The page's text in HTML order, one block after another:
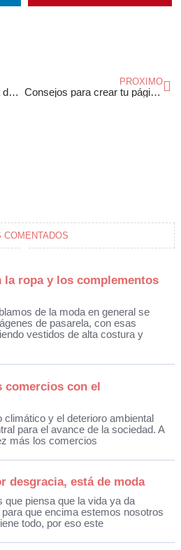
Consejos para renovar la decoración del dormitorio
PROXIMO
Consejos para crear tu página web y que sea un éxito
COMENTADOS
la ropa y los complementos
de la moda en general se
de pasarela, con esas
vestidos de alta costura y
comercios con el
climático y el deterioro ambiental
para el avance de la sociedad. A
más los comercios
desgracia, está de moda
piensa que la vida ya da
que encima estemos nosotros
todo, por eso este